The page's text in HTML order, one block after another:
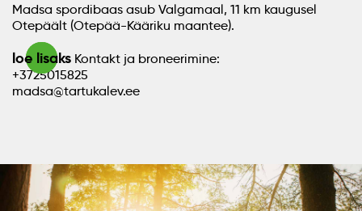
Madsa spordibaas asub Valgamaal, 11 km kaugusel
Otepäält (Otepää-Kääriku maantee).
loe lisaks Kontakt ja broneerimine:
+3725015825
madsa@tartukalev.ee